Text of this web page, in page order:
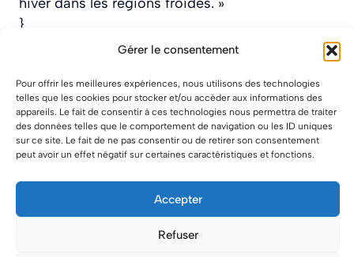
Gérer le consentement
Pour offrir les meilleures expériences, nous utilisons des technologies
telles que les cookies pour stocker et/ou accéder aux informations des
appareils. Le fait de consentir à ces technologies nous permettra de traiter
des données telles que le comportement de navigation ou les ID uniques
sur ce site. Le fait de ne pas consentir ou de retirer son consentement
peut avoir un effet négatif sur certaines caractéristiques et fonctions.
Accepter
Refuser
hiver dans les régions froides. »
}
« @type »: « Question »,
« name »: « Pourquoi mon agapanthe ne fleurit-
elle pas ? »,
« acceptedAnswer »: {
« text »: « Les principales causes d’une absence
de floraison sont un manque d’ensoleillement,
un excès d’engrais azoté, une touffe trop